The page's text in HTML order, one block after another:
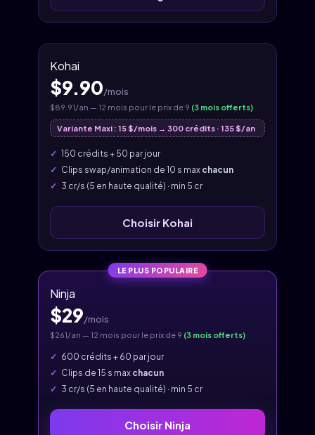
Kohai
$9.90/mois
$89.91/an — 12 mois pour le prix de 9 (3 mois offerts)
Variante Maxi : 15 $/mois → 300 crédits · 135 $/an
150 crédits + 50 par jour
Clips swap/animation de 10 s max chacun
3 cr/s (5 en haute qualité) · min 5 cr
Choisir Kohai
LE PLUS POPULAIRE
Ninja
$29/mois
$261/an — 12 mois pour le prix de 9 (3 mois offerts)
600 crédits + 60 par jour
Clips de 15 s max chacun
3 cr/s (5 en haute qualité) · min 5 cr
Choisir Ninja